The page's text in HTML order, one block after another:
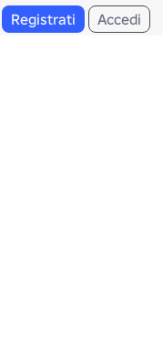
Registrati Accedi